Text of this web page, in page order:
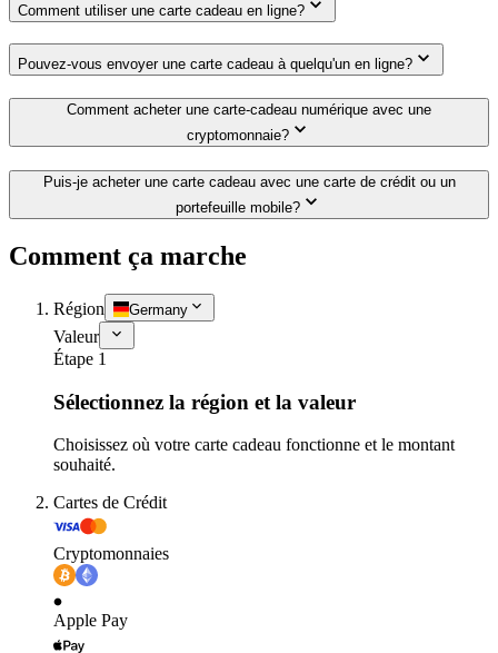
Comment utiliser une carte cadeau en ligne?
Pouvez-vous envoyer une carte cadeau à quelqu'un en ligne?
Comment acheter une carte-cadeau numérique avec une
cryptomonnaie?
Puis-je acheter une carte cadeau avec une carte de crédit ou un
portefeuille mobile?
Comment ça marche
Région Germany
Valeur
Étape 1
Sélectionnez la région et la valeur
Choisissez où votre carte cadeau fonctionne et le montant
souhaité.
Cartes de Crédit
Cryptomonnaies
Apple Pay